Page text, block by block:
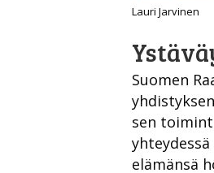
Lauri Jarvinen
Suomen
sen
elämänsä